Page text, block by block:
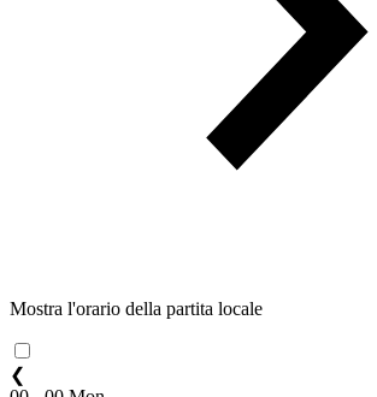
Mostra l'orario della partita locale
❮